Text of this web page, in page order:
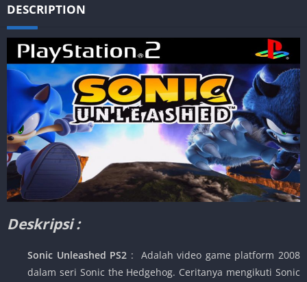
DESCRIPTION
Deskripsi :
Sonic Unleashed PS2 : Adalah video game platform 2008
dalam seri Sonic the Hedgehog. Ceritanya mengikuti Sonic